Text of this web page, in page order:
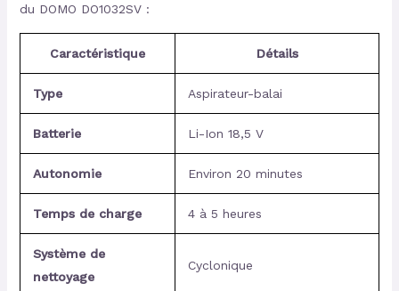
du DOMO DO1032SV :
Caractéristique Détails
Type Aspirateur-balai
Batterie Li-Ion 18,5 V
Autonomie Environ 20 minutes
Temps de charge 4 à 5 heures
Système de
nettoyage
Cyclonique